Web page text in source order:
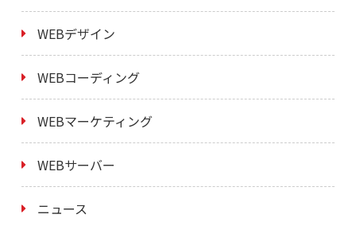
WEBデザイン
WEBコーディング
WEBマーケティング
WEBサーバー
ニュース